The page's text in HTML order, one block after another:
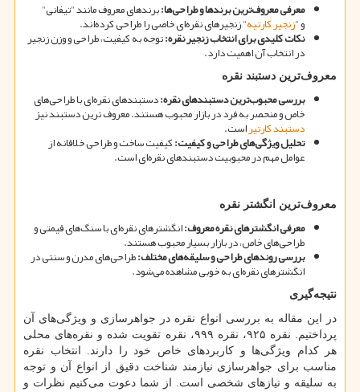
معرفی معروفترین برندها و طراحیها:برندهای معروف مانند "تیفانی"
و "زنجیر کارتیه" زنجیرهای نقرهای خاصی را طراحی کردهاند.
نکات کلیدی برای انتخاب زنجیر نقره:توجه به کیفیت، طراحی و وزن زنجیر
در انتخاب آن اهمیت دارد.
معروفترین دستبند نقره
بررسی محبوبترین دستبندهای نقره:دستبندهای نقرهای با طراحیهای
خاص و منحصر به فرد در بازار محبوب هستند. معروف ترین دستبند نیز
دستبند کارتیراست.
تحلیل ویژگیهای طراحی و کیفیت:کیفیت ساخت و طراحی خلاقانه از
عوامل مهم در محبوبیت دستبندهای نقرهای است.
معروفترین انگشتر نقره
معرفی انگشترهای نقره معروف:انگشترهای نقرهای با سنگهای قیمتی و
طراحیهای خاص، در بازار بسیار محبوب هستند.
بررسی روندهای طراحی و سلیقههای مختلف:طراحیهای مدرن و سنتی در
انگشترهای نقرهای به خوبی مشاهده میشود.
نتیجهگیری
در این مقاله به بررسی انواع نقره در جواهرسازی و ویژگیهای آن
پرداختیم. نقره ۹۲۵، نقره ۹۹۹، نقره تقویت شده و نقره
های محلی
هر کدام ویژگیها و کاربردهای خاص خود را دارند. انتخاب نقره
مناسب برای جواهرسازی نیازمند شناخت دقیق از انواع آن و توجه
به سلیقه و نیازهای شخصی است. از شما دعوت میکنیم نظرات و